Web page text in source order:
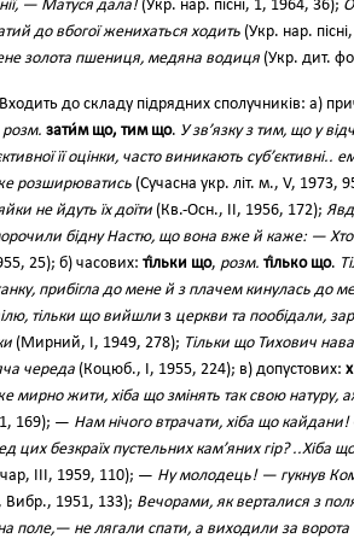
— Матуся дала!(Укр. нар. пісні, 1, 1964, 36);
до вбогої женихаться ходить (Укр. нар.
золота пшениця, медяна водиця (Укр. дит.
до складу підрядних сполучників: а)
розм. зати́м що, тим що. У зв’язку з тим, що у
її оцінки, часто виникають суб’єктивні..
розширюватись (Сучасна укр. літ. м., V, 1973,
не йдуть їх доїти (Кв.-Осн., II, 1956, 172);
бідну Настю, що вона вже й каже: — Хто
25); б) часових: ті́льки що, розм. ті́лько що.
прибігла до мене й з плачем кинулась до
тільки що вийшли з церкви та пообідали,
(Мирний, І, 1949, 278); Тільки що Тихович
череда (Коцюб., І, 1955, 224); в) допустових:
мирно жити, хіба що змінять так свою натуру,
169); — Нам нічого втрачати, хіба що кайдани!
цих безкраїх пустельних кам’яних гір? ..Хіба
III, 1959, 110); — Ну молодець! — гукнув
Вибр., 1951, 133); Вечорами, як верталися з
на поле,— не лягали спати, а виходили за